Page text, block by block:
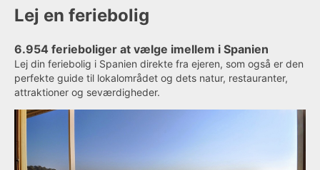
Lej en feriebolig
6.954 ferieboliger at vælge imellem i Spanien
Lej din feriebolig i Spanien direkte fra ejeren, som også er den
perfekte guide til lokalområdet og dets natur, restauranter,
attraktioner og seværdigheder.